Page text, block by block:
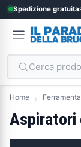
Spedizione gratuita
Cerca
Home Ferramenta
Aspiratori